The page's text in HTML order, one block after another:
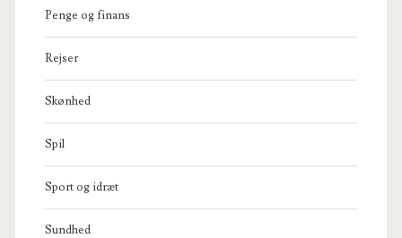
Penge og finans
Rejser
Skønhed
Spil
Sport og idræt
Sundhed